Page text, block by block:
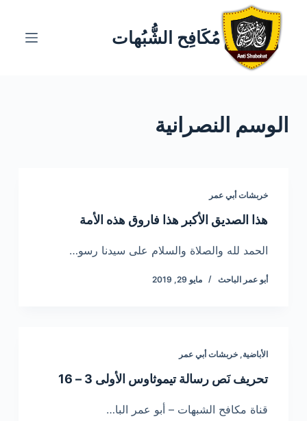
مُكَافِح الشُّبُهات
الوسم النصرانية
خربشات أبي عمر
هذا الصديق الأكبر هذا فاروق هذه الأمة
الحمد لله والصلاة والسلام على سيدنا رسو…
أبو عمر الباحث مايو 29, 2019
الأباضية, خربشات أبي عمر
تحريف نَص رسالة تيموثاوس الأولى 3 – 16
قناة مكافح الشبهات – أبو عمر البا…